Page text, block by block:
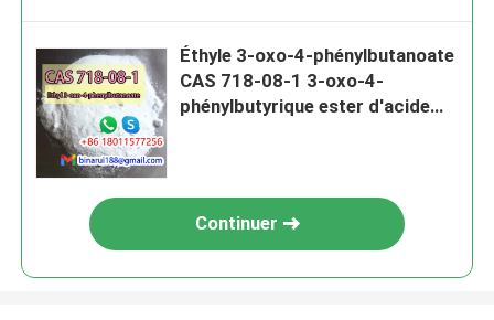
Éthyle 3-oxo-4-phénylbutanoate
CAS 718-08-1 3-oxo-4-
phénylbutyrique ester d'acide
Continuer